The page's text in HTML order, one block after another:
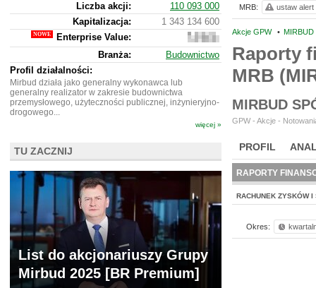
Akcje GPW • MIRBUD
Raporty
MRB
MIRBUD
GPW - Akcje -
PROFIL
WYCENA BR
RAPORTY
RACHUNEK ZYSKÓW I
Okres:
MRB: ustaw alert
Liczba akcji:
110 093 000
Kapitalizacja:
1 343 134 600
Enterprise Value:
1
708
142
Branża:
Budownictwo
Profil działalności:
Mirbud działa jako generalny wykonawca lub
generalny realizator w zakresie budownictwa
przemysłowego, użyteczności publicznej, inżynieryjno-
drogowego...
więcej »
TU ZACZNIJ
List do akcjonariuszy Grupy
Mirbud 2025 [BR Premium]